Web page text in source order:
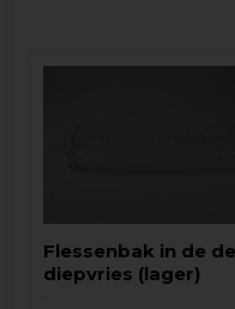
Flessenbak in de
diepvries (lager)